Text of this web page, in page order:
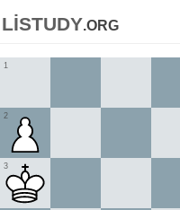
listudy.org
1
2
3